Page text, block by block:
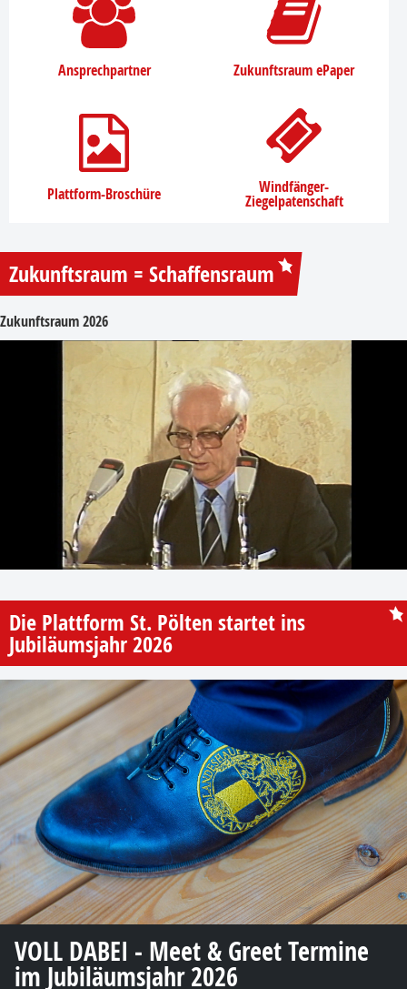
Ansprechpartner Zukunftsraum ePaper
Plattform-Broschüre Windfänger-
Ziegelpatenschaft
Zukunftsraum = Schaffensraum
Zukunftsraum 2026
Die Plattform St. Pölten startet ins
Jubiläumsjahr 2026
VOLL DABEI - Meet & Greet Termine
im Jubiläumsjahr 2026